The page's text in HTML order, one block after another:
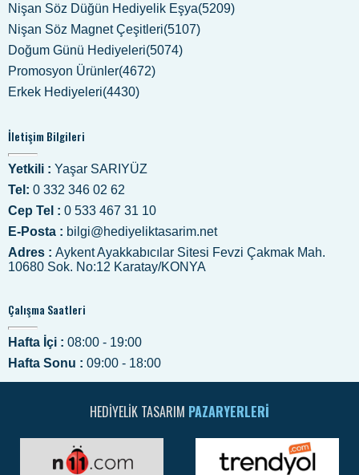
Nişan Söz Düğün Hediyelik Eşya(5209)
Nişan Söz Magnet Çeşitleri(5107)
Doğum Günü Hediyeleri(5074)
Promosyon Ürünler(4672)
Erkek Hediyeleri(4430)
İletişim Bilgileri
Yetkili : Yaşar SARIYÜZ
Tel: 0 332 346 02 62
Cep Tel : 0 533 467 31 10
E-Posta : bilgi@hediyeliktasarim.net
Adres : Aykent Ayakkabıcılar Sitesi Fevzi Çakmak Mah.
10680 Sok. No:12 Karatay/KONYA
Çalışma Saatleri
Hafta İçi : 08:00 - 19:00
Hafta Sonu : 09:00 - 18:00
HEDIYELIK TASARIM PAZARYERLERI